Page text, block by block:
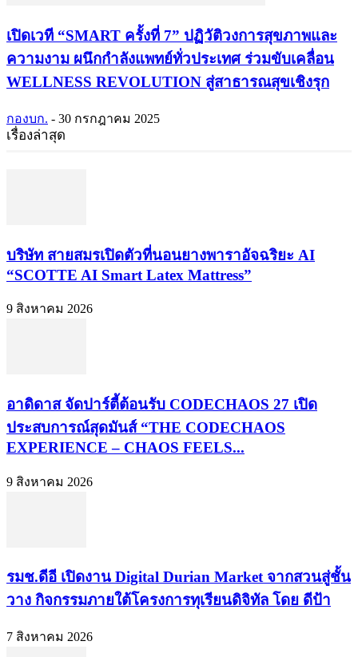
เปิดเวที “SMART ครั้งที่ 7” ปฏิวัติวงการสุขภาพและ
ความงาม ผนึกกำลังแพทย์ทั่วประเทศ ร่วมขับเคลื่อน
WELLNESS REVOLUTION สู่สาธารณสุขเชิงรุก
กองบก. - 30 กรกฎาคม 2025
เรื่องล่าสุด
บริษัท สายสมรเปิดตัวที่นอนยางพาราอัจฉริยะ AI
“SCOTTE AI Smart Latex Mattress”
9 สิงหาคม 2026
อาดิดาส จัดปาร์ตี้ต้อนรับ CODECHAOS 27 เปิด
ประสบการณ์สุดมันส์ “THE CODECHAOS
EXPERIENCE – CHAOS FEELS...
9 สิงหาคม 2026
รมช.ดีอี เปิดงาน Digital Durian Market จากสวนสู่ชั้น
วาง กิจกรรมภายใต้โครงการทุเรียนดิจิทัล โดย ดีป้า
7 สิงหาคม 2026